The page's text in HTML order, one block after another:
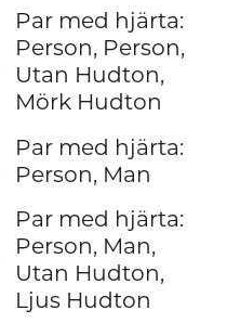
Par med hjärta:
Person, Person,
Utan Hudton,
Mörk Hudton
Par med hjärta:
Person, Man
Par med hjärta:
Person, Man,
Utan Hudton,
Ljus Hudton